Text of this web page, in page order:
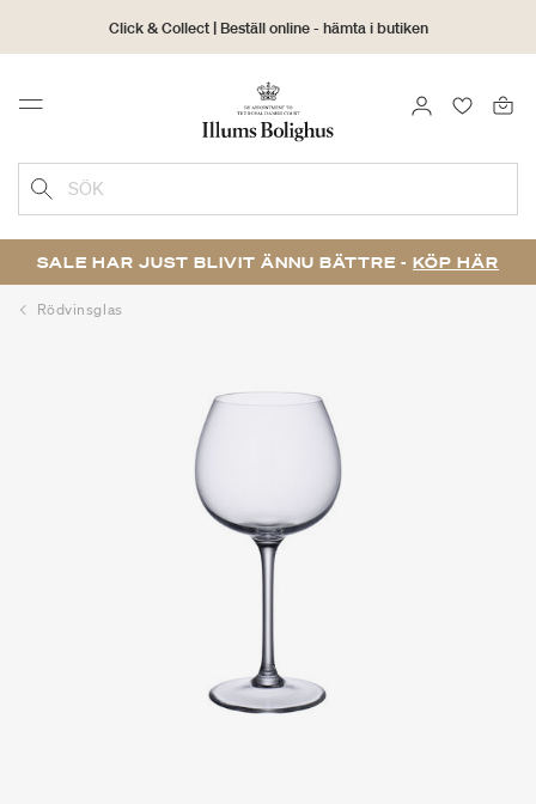
Click & Collect | Beställ online - hämta i butiken
30 dagars returrätt
Menu LOGGA IN
SÖK
SALE HAR JUST BLIVIT ÄNNU BÄTTRE - KÖP HÄR
Rödvinsglas